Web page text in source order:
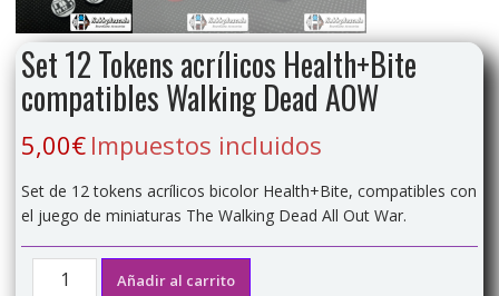
Set 12 Tokens acrílicos Health+Bite
compatibles Walking Dead AOW
5,00€ Impuestos incluidos
Set de 12 tokens acrílicos bicolor Health+Bite, compatibles con
el juego de miniaturas The Walking Dead All Out War.
Añadir al carrito